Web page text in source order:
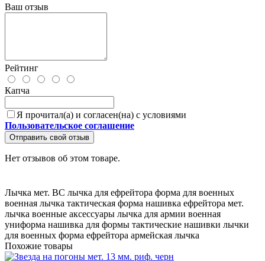
Ваш отзыв
Рейтинг
Капча
Я прочитал(а) и согласен(на) с условиями
Пользовательское соглашение
Отправить свой отзыв
Нет отзывов об этом товаре.
Лычка мет. ВС лычка для ефрейтора форма для военных
военная лычка тактическая форма нашивка ефрейтора мет.
лычка военные аксессуары лычка для армии военная
униформа нашивка для формы тактические нашивки лычки
для военных форма ефрейтора армейская лычка
Похожие товары